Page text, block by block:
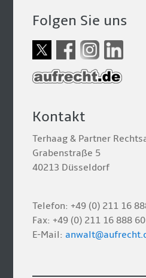
Folgen Sie uns
Kontakt
Terhaag & Partner
Grabenstraße 5
40213 Düsseldorf
Telefon: +49 (0) 211 16
Fax: +49 (0) 211 16 888
E-Mail: